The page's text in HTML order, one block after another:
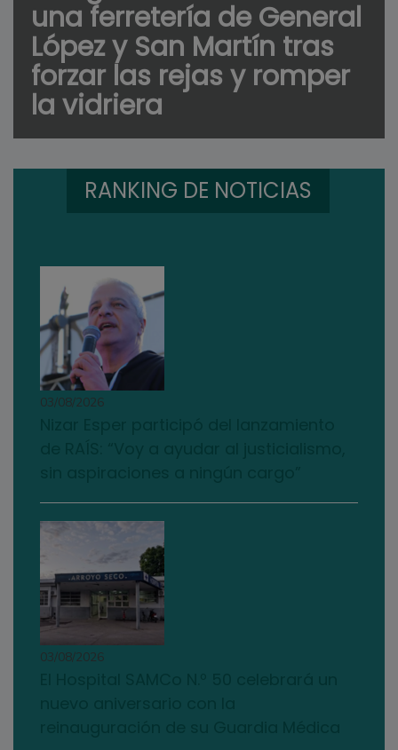
una ferretería de General
López y San Martín tras
forzar las rejas y romper
la vidriera
RANKING DE NOTICIAS
03/08/2026
03/08/2026